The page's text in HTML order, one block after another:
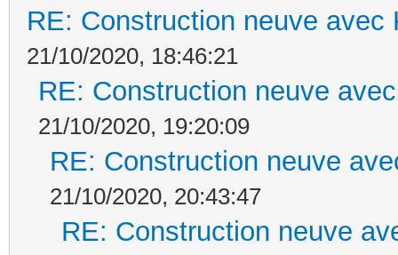
RE: Construction neuve avec
21/10/2020, 18:46:21
RE: Construction neuve
21/10/2020, 19:20:09
RE: Construction neuve
21/10/2020, 20:43:47
RE: Construction neuve